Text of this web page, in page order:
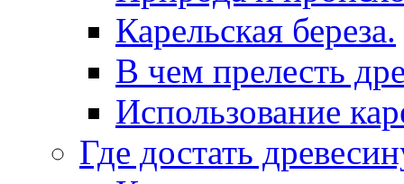
Карельская береза.
В чем прелесть
Использование
Где достать